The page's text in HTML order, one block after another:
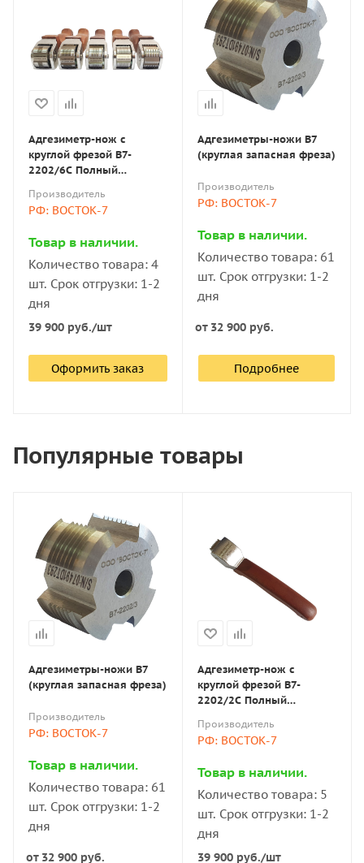
Адгезиметр-нож с
круглой фрезой В7-
2202/6С Полный
(шаг 3 мм)
Производитель
РФ: ВОСТОК-7
Товар в наличии.
Количество товара: 4
шт. Срок отгрузки: 1-2
дня
39 900 руб./шт
Оформить заказ
Адгезиметры-ножи В7
(круглая запасная фреза)
Производитель
РФ: ВОСТОК-7
Товар в наличии.
Количество товара: 61
шт. Срок отгрузки: 1-2
дня
от 32 900 руб.
Подробнее
Популярные товары
Адгезиметры-ножи В7
(круглая запасная фреза)
Производитель
РФ: ВОСТОК-7
Товар в наличии.
Количество товара: 61
шт. Срок отгрузки: 1-2
дня
от 32 900 руб.
Адгезиметр-нож с
круглой фрезой В7-
2202/2С Полный
лезвий (шаг 1 мм)
Производитель
РФ: ВОСТОК-7
Товар в наличии.
Количество товара: 5
шт. Срок отгрузки: 1-2
дня
39 900 руб./шт